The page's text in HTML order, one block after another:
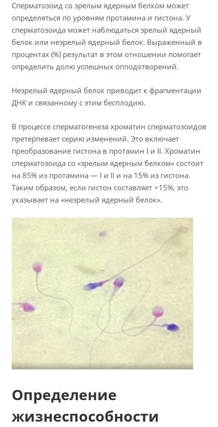
Сперматозоид со зрелым ядерным белком может
определяться по уровням протамина и гистона. У
сперматозоида может наблюдаться зрелый ядерный
белок или незрелый ядерный белок. Выраженный в
процентах (%) результат в этом отношении помогает
определить долю успешных оплодотворений.
Незрелый ядерный белок приводит к фрагментации
ДНК и связанному с этим бесплодию.
В процессе сперматогенеза хроматин сперматозоидов
претерпевает серию изменений. Это включает
преобразование гистона в протамин І и ІІ. Хроматин
сперматозоида со «зрелым ядерным белком» состоит
на 85% из протамина — І и ІІ и на 15% из гистона.
Таким образом, если гистон составляет >15%, это
указывает на «незрелый ядерный белок».
Определение
жизнеспособности